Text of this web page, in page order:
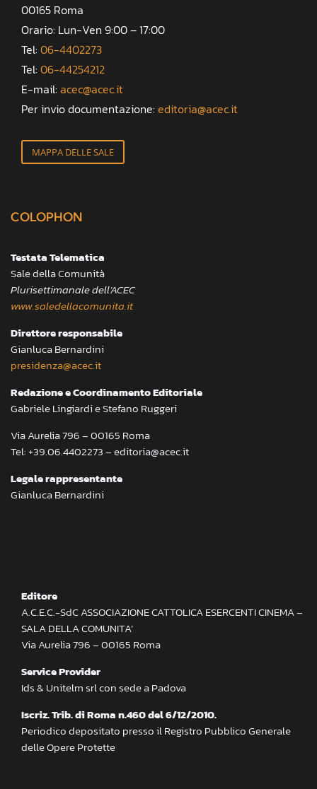
00165 Roma
Orario: Lun-Ven 9:00 – 17:00
Tel: 06-4402273
Tel: 06-44254212
E-mail: acec@acec.it
Per invio documentazione: editoria@acec.it
MAPPA DELLE SALE
COLOPHON
Testata Telematica
Sale della Comunità
Plurisettimanale dell’ACEC
www.saledellacomunita.it
Direttore responsabile
Gianluca Bernardini
presidenza@acec.it
Redazione e Coordinamento Editoriale
Gabriele Lingiardi e Stefano Ruggeri
Via Aurelia 796 – 00165 Roma
Tel: +39.06.4402273 – editoria@acec.it
Legale rappresentante
Gianluca Bernardini
Editore
A.C.E.C.-SdC ASSOCIAZIONE CATTOLICA ESERCENTI CINEMA –
SALA DELLA COMUNITA’
Via Aurelia 796 – 00165 Roma
Service Provider
Ids & Unitelm srl con sede a Padova
Iscriz. Trib. di Roma n.460 del 6/12/2010.
Periodico depositato presso il Registro Pubblico Generale
delle Opere Protette